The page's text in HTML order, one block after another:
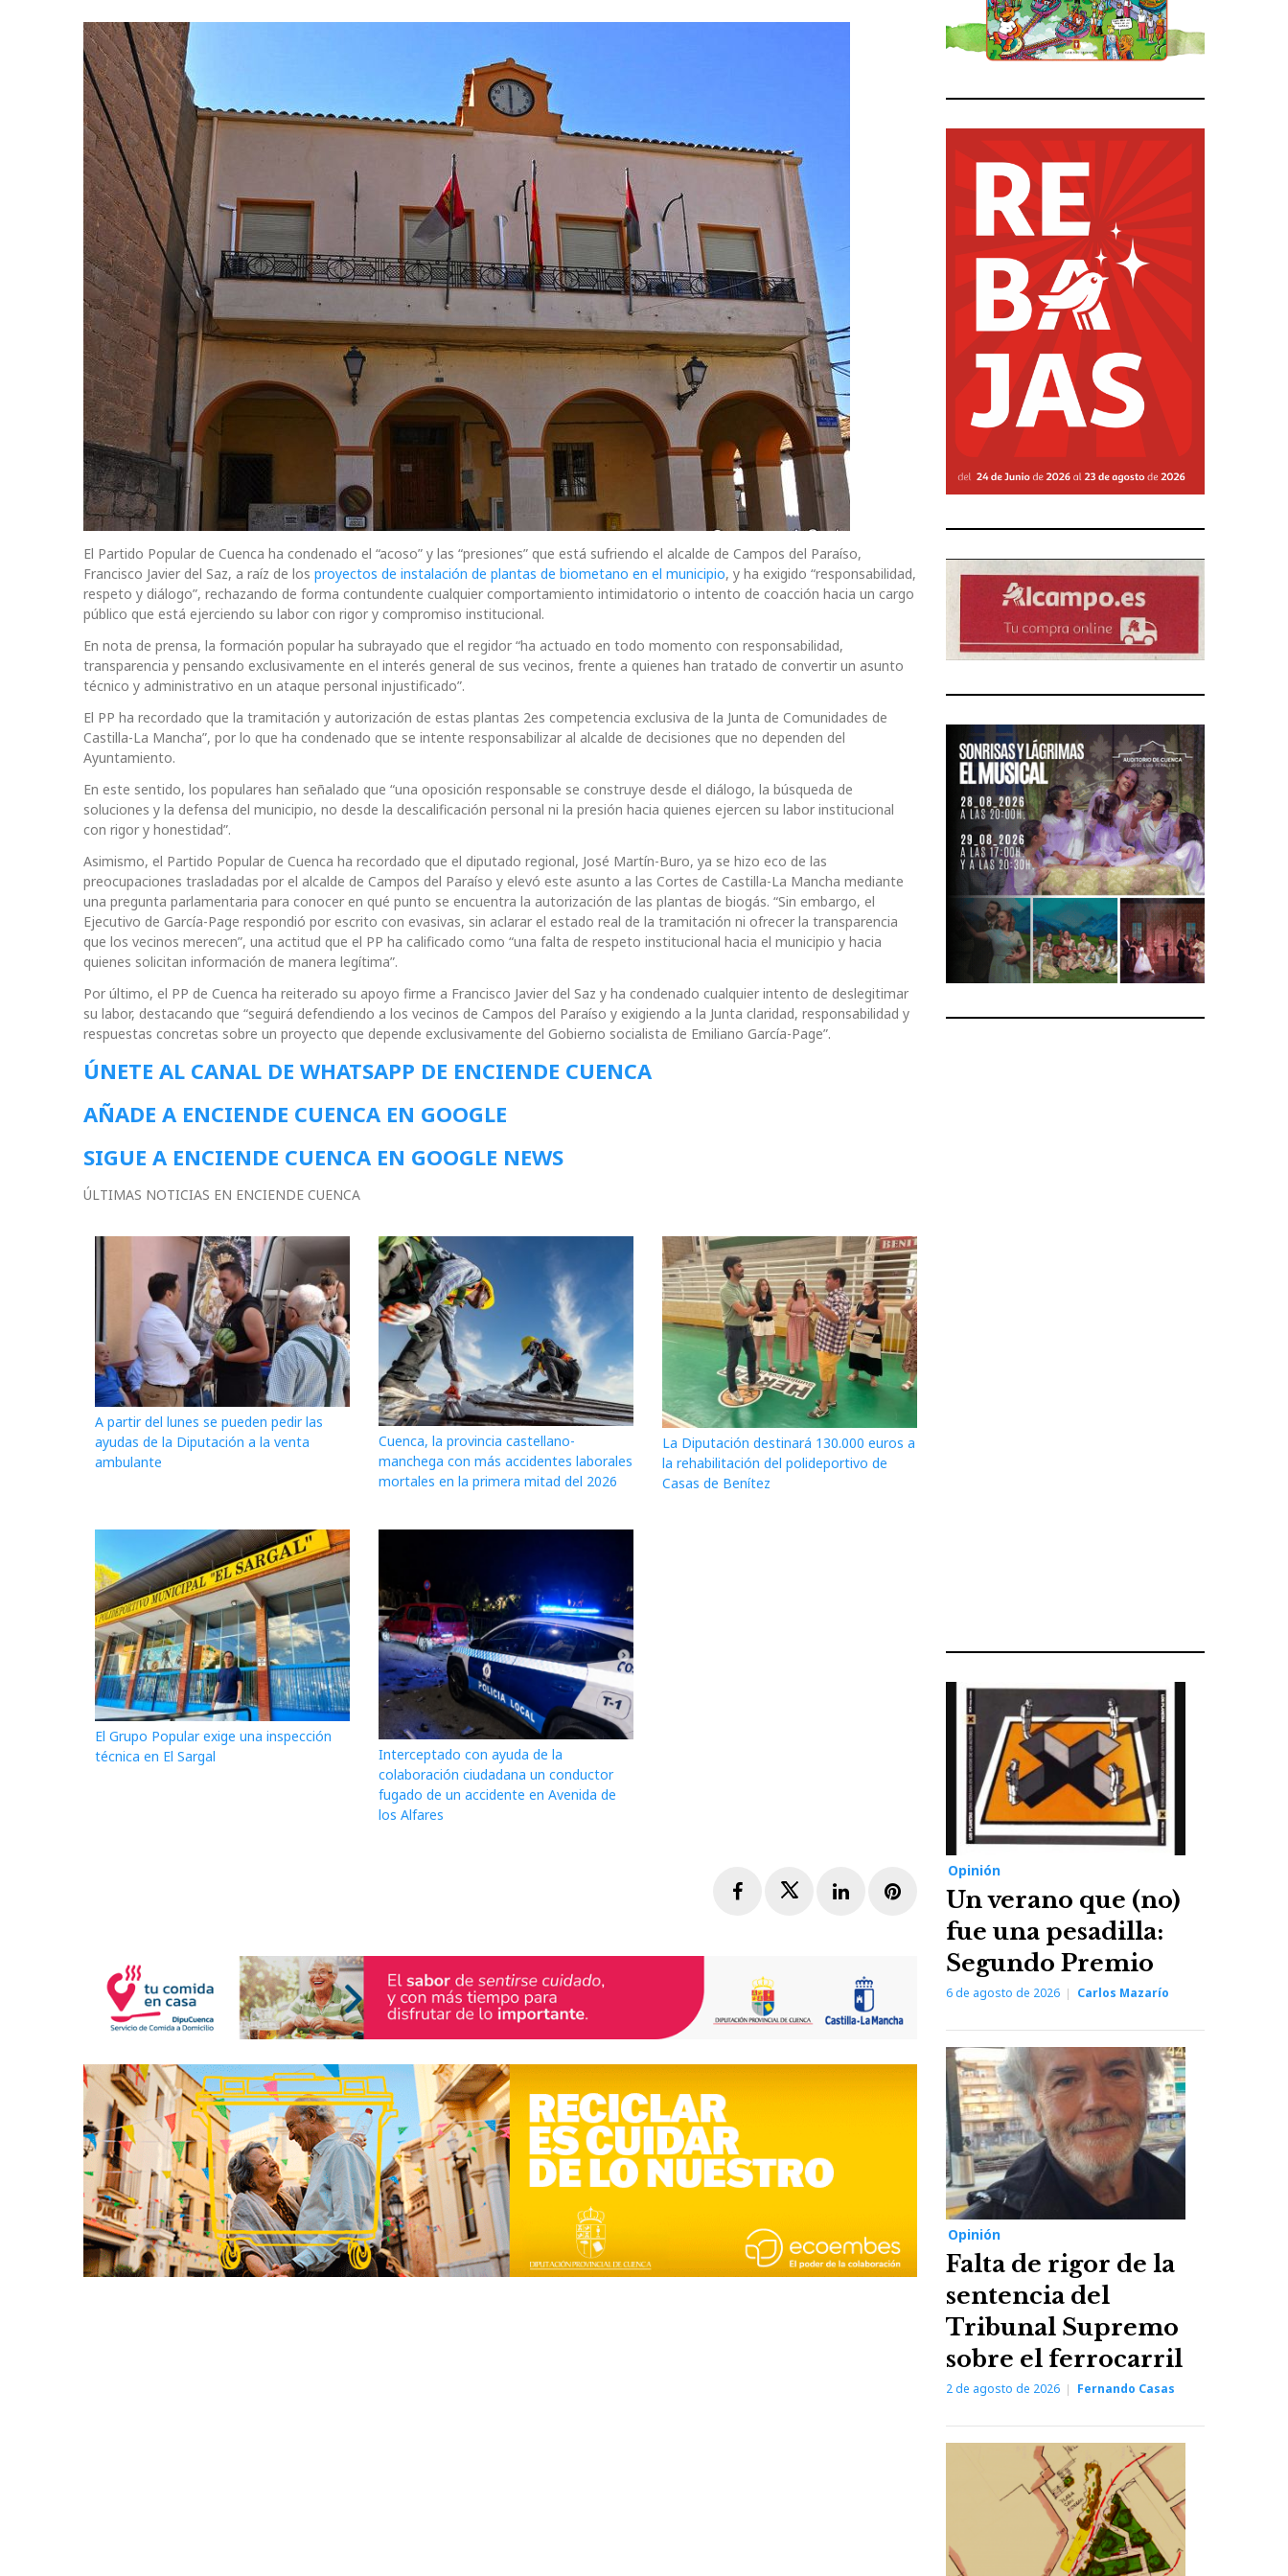
El Partido Popular de Cuenca ha condenado el “acoso” y las “presiones” que está sufriendo el alcalde de Campos del Paraíso,
Francisco Javier del Saz, a raíz de los proyectos de instalación de plantas de biometano en el municipio, y ha exigido “responsabilidad,
respeto y diálogo”, rechazando de forma contundente cualquier comportamiento intimidatorio o intento de coacción hacia un cargo
público que está ejerciendo su labor con rigor y compromiso institucional.
En nota de prensa, la formación popular ha subrayado que el regidor “ha actuado en todo momento con responsabilidad,
transparencia y pensando exclusivamente en el interés general de sus vecinos, frente a quienes han tratado de convertir un asunto
técnico y administrativo en un ataque personal injustificado”.
El PP ha recordado que la tramitación y autorización de estas plantas 2es competencia exclusiva de la Junta de Comunidades de
Castilla-La Mancha”, por lo que ha condenado que se intente responsabilizar al alcalde de decisiones que no dependen del
Ayuntamiento.
En este sentido, los populares han señalado que “una oposición responsable se construye desde el diálogo, la búsqueda de
soluciones y la defensa del municipio, no desde la descalificación personal ni la presión hacia quienes ejercen su labor institucional
con rigor y honestidad”.
Asimismo, el Partido Popular de Cuenca ha recordado que el diputado regional, José Martín-Buro, ya se hizo eco de las
preocupaciones trasladadas por el alcalde de Campos del Paraíso y elevó este asunto a las Cortes de Castilla-La Mancha mediante
una pregunta parlamentaria para conocer en qué punto se encuentra la autorización de las plantas de biogás. “Sin embargo, el
Ejecutivo de García-Page respondió por escrito con evasivas, sin aclarar el estado real de la tramitación ni ofrecer la transparencia
que los vecinos merecen”, una actitud que el PP ha calificado como “una falta de respeto institucional hacia el municipio y hacia
quienes solicitan información de manera legítima”.
Por último, el PP de Cuenca ha reiterado su apoyo firme a Francisco Javier del Saz y ha condenado cualquier intento de deslegitimar
su labor, destacando que “seguirá defendiendo a los vecinos de Campos del Paraíso y exigiendo a la Junta claridad, responsabilidad y
respuestas concretas sobre un proyecto que depende exclusivamente del Gobierno socialista de Emiliano García-Page”.
ÚNETE AL CANAL DE WHATSAPP DE ENCIENDE CUENCA
AÑADE A ENCIENDE CUENCA EN GOOGLE
SIGUE A ENCIENDE CUENCA EN GOOGLE NEWS
ÚLTIMAS NOTICIAS EN ENCIENDE CUENCA
A partir del lunes se pueden pedir las
ayudas de la Diputación a la venta
ambulante
Cuenca, la provincia castellano-
manchega con más accidentes laborales
mortales en la primera mitad del 2026
La Diputación destinará 130.000 euros a
la rehabilitación del polideportivo de
Casas de Benítez
El Grupo Popular exige una inspección
técnica en El Sargal
Interceptado con ayuda de la
colaboración ciudadana un conductor
fugado de un accidente en Avenida de
los Alfares
FacebookTwitterLinkedInPinterest
Opinión
Un verano que (no)
fue una pesadilla:
Segundo Premio
6 de agosto de 2026 Carlos Mazarío
Opinión
Falta de rigor de la
sentencia del
Tribunal Supremo
sobre el ferrocarril
2 de agosto de 2026 Fernando Casas